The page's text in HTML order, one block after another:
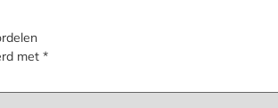
met *